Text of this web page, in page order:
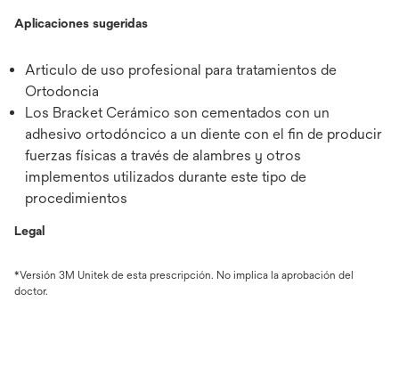
Aplicaciones sugeridas
Articulo de uso profesional para tratamientos de
Ortodoncia
Los Bracket Cerámico son cementados con un
adhesivo ortodóncico a un diente con el fin de producir
fuerzas físicas a través de alambres y otros
implementos utilizados durante este tipo de
procedimientos
Legal
*Versión 3M Unitek de esta prescripción. No implica la aprobación del
doctor.